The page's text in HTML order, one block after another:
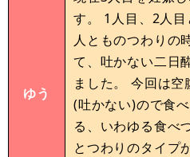
ゆう
す。 1人目、2人
人とものつわりの
て、吐かない二日
ました。 今回は
(吐かない)ので食
る、いわゆる食べ
とつわりのタイプ